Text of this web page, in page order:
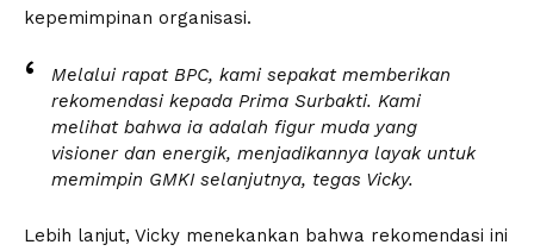
kepemimpinan organisasi.
Melalui rapat BPC, kami sepakat memberikan
rekomendasi kepada Prima Surbakti. Kami
melihat bahwa ia adalah figur muda yang
visioner dan energik, menjadikannya layak untuk
memimpin GMKI selanjutnya, tegas Vicky.
Lebih lanjut, Vicky menekankan bahwa rekomendasi ini